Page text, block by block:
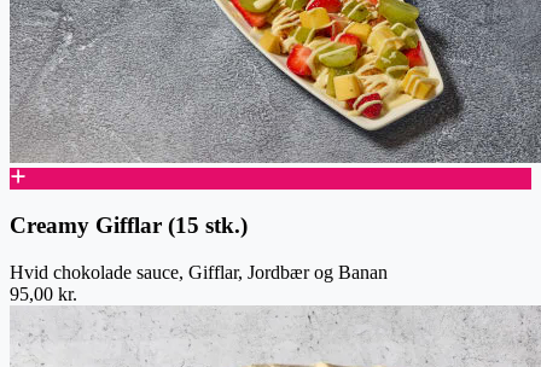
Creamy Gifflar (15 stk.)
Hvid chokolade sauce, Gifflar, Jordbær og Banan
95,00 kr.